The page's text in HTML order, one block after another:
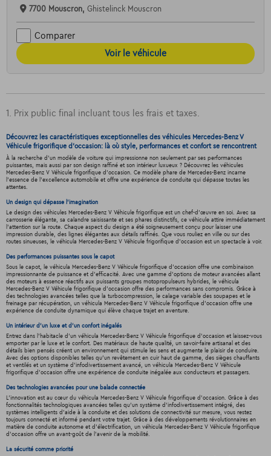
7700 Mouscron, Ghistelinck Mouscron
Comparer
Voir le véhicule
1. Prix public final incluant tous les frais et taxes.
Découvrez les caractéristiques exceptionnelles des véhicules Mercedes-Benz V
Véhicule frigorifique d'occasion: là où style, performances et confort se rencontrent
À la recherche d'un modèle de voiture qui impressionne non seulement par ses performances
puissantes, mais aussi par son design raffiné et son intérieur luxueux ? Découvrez les véhicules
Mercedes-Benz V Véhicule frigorifique d'occasion. Ce modèle phare de Mercedes-Benz incarne
l'essence de l'excellence automobile et offre une expérience de conduite qui dépasse toutes les
attentes.
Un design qui dépasse l'imagination
Le design des véhicules Mercedes-Benz V Véhicule frigorifique est un chef-d'œuvre en soi. Avec sa
carrosserie élégante, sa calandre saisissante et ses phares distinctifs, ce véhicule attire immédiatement
l'attention sur la route. Chaque aspect du design a été soigneusement conçu pour laisser une
impression durable, des lignes élégantes aux détails raffinés. Que vous rouliez en ville ou sur des
routes sinueuses, le véhicula Mercedes-Benz V Véhicule frigorifique d'occasion est un spectacle à voir.
Des performances puissantes sous le capot
Sous le capot, le véhicula Mercedes-Benz V Véhicule frigorifique d'occasion offre une combinaison
impressionnante de puissance et d'efficacité. Avec une gamme d'options de moteur avancées allant
des moteurs à essence réactifs aux puissants groupes motopropulseurs hybrides, le véhicula
Mercedes-Benz V Véhicule frigorifique d'occasion offre des performances sans compromis. Grâce à
des technologies avancées telles que la turbocompression, le calage variable des soupapes et le
freinage par récupération, un véhicula Mercedes-Benz V Véhicule frigorifique d'occasion offre une
expérience de conduite dynamique qui élève chaque trajet en aventure.
Un intérieur d’un luxe et d’un confort inégalés
Entrez dans l'habitacle d'un véhicula Mercedes-Benz V Véhicule frigorifique d'occasion et laissez-vous
emporter par le luxe et le confort. Des matériaux de haute qualité, un savoir-faire artisanal et des
détails bien pensés créent un environnement qui stimule les sens et augmente le plaisir de conduire.
Avec des options disponibles telles qu'un revêtement en cuir haut de gamme, des sièges chauffants
et ventilés et un système d'infodivertissement avancé, un véhicula Mercedes-Benz V Véhicule
frigorifique d'occasion offre une expérience de conduite inégalée aux conducteurs et passagers.
Des technologies avancées pour une balade connectée
L'innovation est au cœur du véhicula Mercedes-Benz V Véhicule frigorifique d'occasion. Grâce à des
fonctionnalités technologiques avancées telles qu'un système d'infodivertissement intégré, des
systèmes intelligents d'aide à la conduite et des solutions de connectivité sur mesure, vous restez
toujours connecté et informé pendant votre trajet. Grâce à des développements révolutionnaires en
matière de conduite autonome et d'électrification, un véhicula Mercedes-Benz V Véhicule frigorifique
d'occasion offre un avant-goût de l'avenir de la mobilité.
La sécurité comme priorité